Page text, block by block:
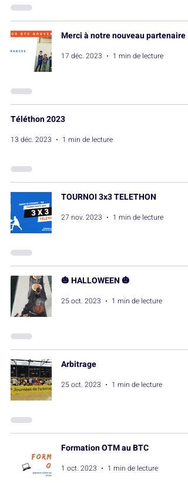
Merci à notre nouveau partenaire !
17 déc. 2023 1 min de lecture
Téléthon 2023
13 déc. 2023 1 min de lecture
TOURNOI 3x3 TELETHON
27 nov. 2023 1 min de lecture
🎃 HALLOWEEN 🎃
25 oct. 2023 1 min de lecture
Arbitrage
25 oct. 2023 1 min de lecture
Formation OTM au BTC
1 oct. 2023 1 min de lecture